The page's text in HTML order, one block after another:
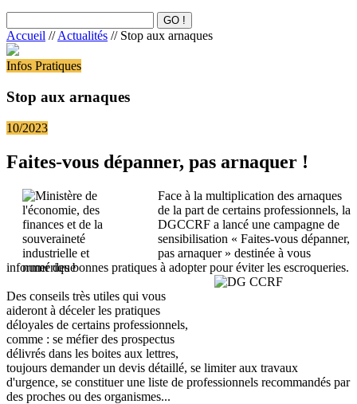
Accueil //Actualités // Stop aux arnaques
Infos Pratiques
Stop aux arnaques
10/2023
Faites-vous dépanner, pas arnaquer !
Face à la multiplication des arnaques
de la part de certains professionnels, la
DGCCRF a lancé une campagne de
sensibilisation « Faites-vous dépanner,
pas arnaquer » destinée à vous
informer des bonnes pratiques à adopter pour éviter les escroqueries.
Des conseils très utiles qui vous
aideront à déceler les pratiques
déloyales de certains professionnels,
comme : se méfier des prospectus
délivrés dans les boites aux lettres,
toujours demander un devis détaillé, se limiter aux travaux
d'urgence, se constituer une liste de professionnels recommandés par
des proches ou des organismes...